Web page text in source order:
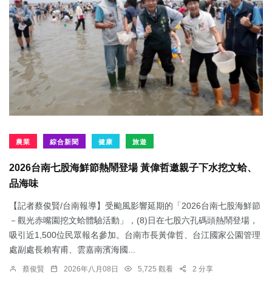
農業 綜合新聞 健康 旅遊
2026台南七股海鮮節熱鬧登場 黃偉哲邀親子下水挖文蛤、
品海味
【記者蔡俊賢/台南報導】受颱風影響延期的「2026台南七股海鮮節
－觀光赤嘴園挖文蛤體驗活動」，(8)日在七股六孔碼頭熱鬧登場，
吸引近1,500位民眾報名參加。台南市長黃偉哲、台江國家公園管理
處副處長賴宥甫、雲嘉南濱海國...
蔡俊賢 2026年八月08日 5,725 觀看 2 分享